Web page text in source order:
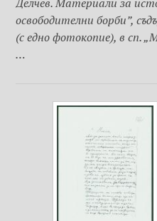
освободителни борби”,
(с едно фотокопие), в сп.
…